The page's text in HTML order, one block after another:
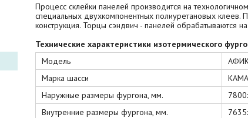
Процесс склейки панелей производится на
специальных двухкомпонентных полиуретановых клеев.
конструкция. Торцы сэндвич - панелей обрабатываются
Технические характеристики изотермического
Модель
Марка шасси
Наружные размеры фургона, мм.
Внутренние размеры фургона, мм.